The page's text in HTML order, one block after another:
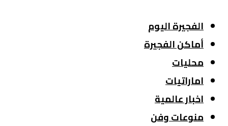
الفجيرة اليوم
أماكن الفجيرة
محليات
اماراتيات
اخبار عالمية
منوعات وفن